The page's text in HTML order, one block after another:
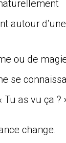
autour
ou de
se
Tu as vu ça ?
change.